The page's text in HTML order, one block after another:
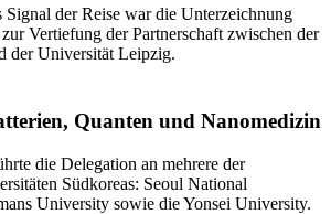
der Reise war die Unterzeichnung
Vertiefung der Partnerschaft zwischen der
der Universität Leipzig.
Quanten und Nanomedizin
die Delegation an mehrere der
Südkoreas: Seoul National
University sowie die Yonsei University.